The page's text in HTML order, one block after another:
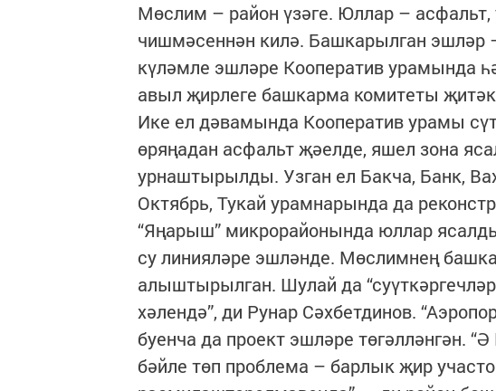
Мөслим – район үзәге. Юллар –
чишмәсеннән килә. Башкарылган эшләр
күләмле эшләре Кооператив урамында
авыл җирлеге башкарма комитеты
Ике ел дәвамында Кооператив урамы
өряңадан асфальт җәелде, яшел зона
урнаштырылды. Узган ел Бакча, Банк,
Октябрь, Тукай урамнарында да
“Яңарыш” микрорайонында юллар
су линияләре эшләнде. Мөслимнең
алыштырылган. Шулай да
хәлендә”, ди Рунар Сәхбетдинов.
буенча да проект эшләре төгәлләнгән.
бәйле төп проблема – барлык җир